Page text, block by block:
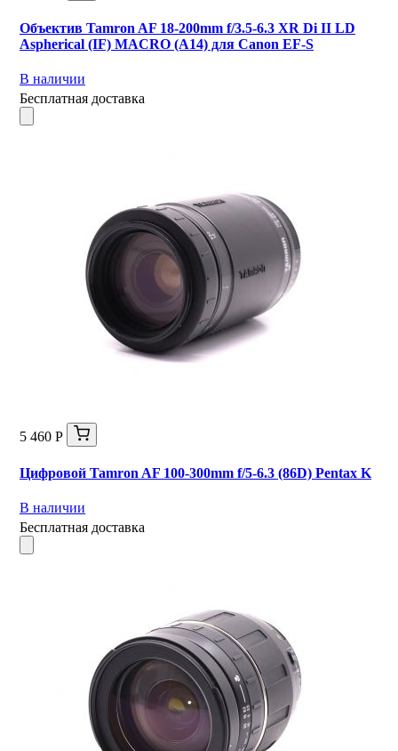
Объектив Tamron AF 18-200mm f/3.5-6.3 XR Di II LD
Aspherical (IF) MACRO (A14) для Canon EF-S
В наличии
Бесплатная доставка
5 460 Р
Цифровой Tamron AF 100-300mm f/5-6.3 (86D) Pentax K
В наличии
Бесплатная доставка